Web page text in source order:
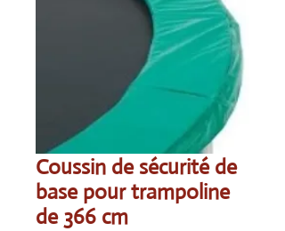
Coussin de sécurité de
base pour trampoline
de 366 cm